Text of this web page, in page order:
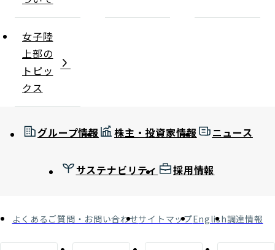
女子陸
上部の
トピッ
クス
グループ情報 株主・投資家情報 ニュース
サステナビリティ 採用情報
よくあるご質問・お問い合わせサイトマップEnglish調達情報